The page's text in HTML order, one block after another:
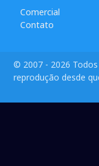
Comercial
Contato
© 2007 - 2026
reprodução desde